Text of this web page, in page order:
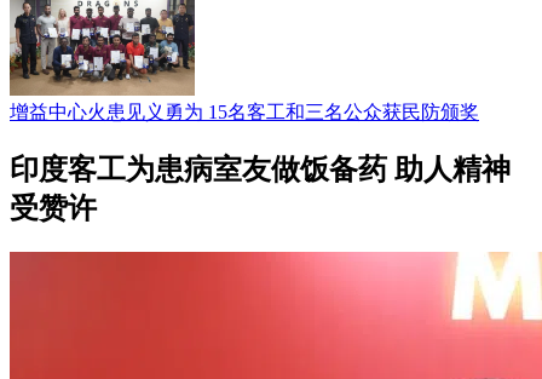
增益中心火患见义勇为 15名客工和三名公众获民防颁奖
印度客工为患病室友做饭备药 助人精神
受赞许